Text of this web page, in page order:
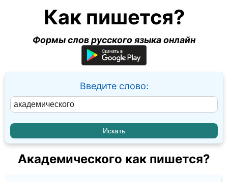
Как пишется?
Формы слов русского языка онлайн
Введите слово:
Академического как пишется?